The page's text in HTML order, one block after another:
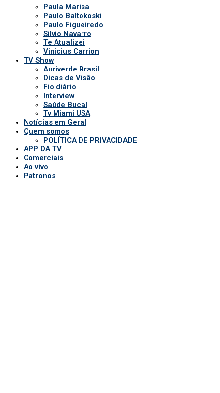
Paula Marisa
Paulo Baltokoski
Paulo Figueiredo
Silvio Navarro
Te Atualizei
Vinicius Carrion
TV Show
Auriverde Brasil
Dicas de Visão
Fio diário
Interview
Saúde Bucal
Tv Miami USA
Notícias em Geral
Quem somos
POLÍTICA DE PRIVACIDADE
APP DA TV
Comerciais
Ao vivo
Patronos